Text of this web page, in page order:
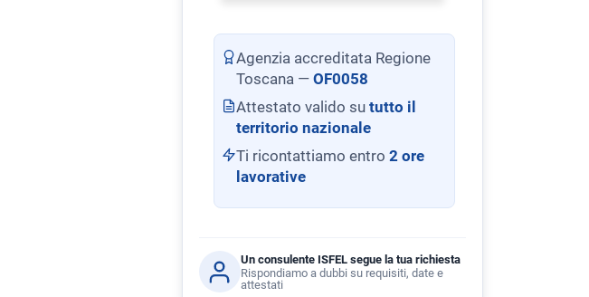
Agenzia accreditata Regione
Toscana —OF0058
Attestato valido sututto il
territorio nazionale
Ti ricontattiamo entro2 ore
lavorative
Un consulente ISFEL segue la tua richiesta
Rispondiamo a dubbi su requisiti, date e
attestati